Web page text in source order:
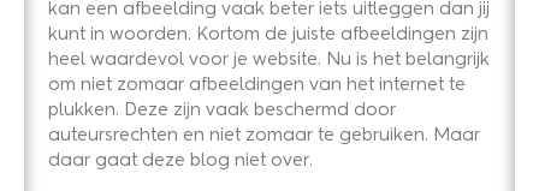
kan een afbeelding vaak beter iets uitleggen dan jij
kunt in woorden. Kortom de juiste afbeeldingen zijn
heel waardevol voor je website. Nu is het belangrijk
om niet zomaar afbeeldingen van het internet te
plukken. Deze zijn vaak beschermd door
auteursrechten en niet zomaar te gebruiken. Maar
daar gaat deze blog niet over.